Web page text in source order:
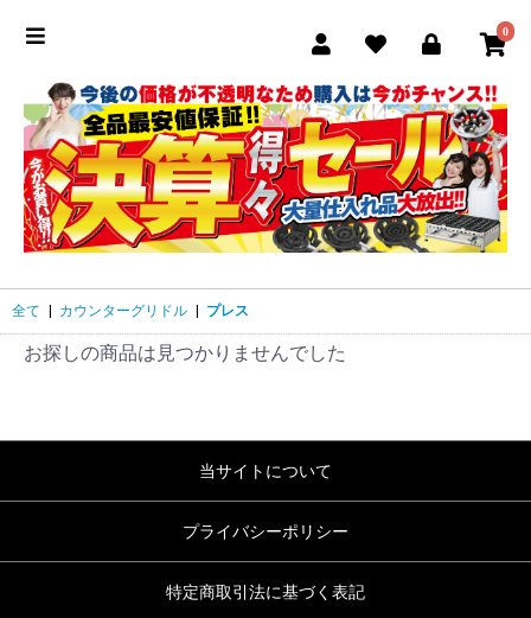
0
全て カウンターグリドル プレス
お探しの商品は見つかりませんでした
当サイトについて
プライバシーポリシー
特定商取引法に基づく表記